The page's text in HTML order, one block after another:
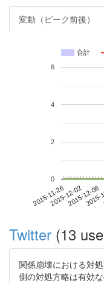
変動（ピーク前後）
合計
2015-11-262015-12-022015-12-08
0
2
4
6
Twitter (13
関係崩壊における対
側の対処方略は有効